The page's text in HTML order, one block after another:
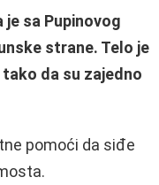
sa Pupinovog
strane. Telo je
da su zajedno
pomoći da siđe